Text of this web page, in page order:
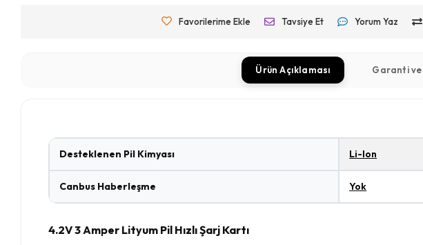
Favorilerime Ekle Tavsiye Et Yorum Yaz
Ürün Açıklaması Garanti
Desteklenen Pil Kimyası Li-Ion
Canbus Haberleşme Yok
4.2V 3 Amper Lityum Pil Hızlı Şarj Kartı